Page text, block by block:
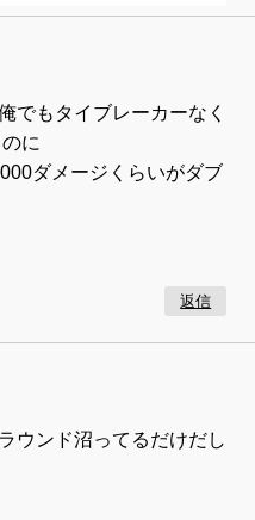
でもタイブレーカーなく
に
ダメージくらいがダブ
返信
ウンド沼ってるだけだし